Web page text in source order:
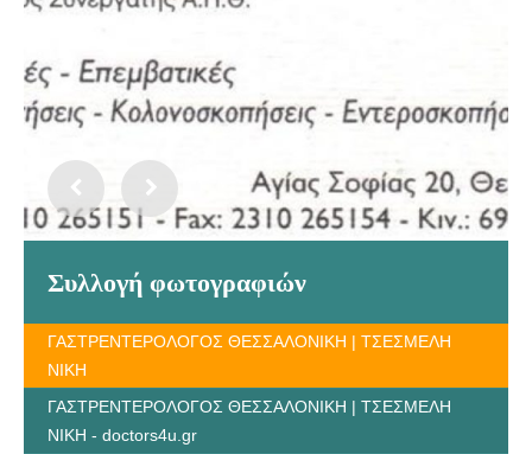
Συλλογή φωτογραφιών
ΓΑΣΤΡΕΝΤΕΡΟΛΟΓΟΣ ΘΕΣΣΑΛΟΝΙΚΗ | ΤΣΕΣΜΕΛΗ
ΝΙΚΗ
ΓΑΣΤΡΕΝΤΕΡΟΛΟΓΟΣ ΘΕΣΣΑΛΟΝΙΚΗ | ΤΣΕΣΜΕΛΗ
ΝΙΚΗ - doctors4u.gr